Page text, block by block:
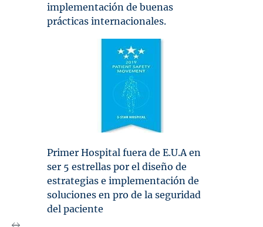
implementación de buenas
prácticas internacionales.
Primer Hospital fuera de E.U.A en
ser 5 estrellas por el diseño de
estrategias e implementación de
soluciones en pro de la seguridad
del paciente